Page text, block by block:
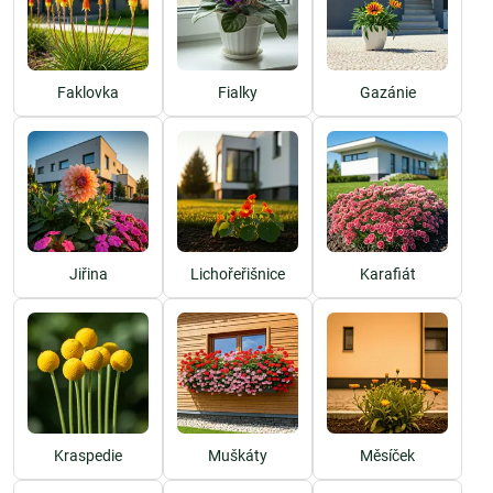
jsou atraktivní pro včely a motýly, čímž přispívají k biodiverzitě ve
vaší zahradě.
Tipy na pěstování jednoletých rostlin
a letniček
Pokud chcete, aby vaše letničkykvetly co nejdéle a byly zdravé, řiďte
se několika základními radami:
Výběr správného stanoviště: Většina jednoletých rostlin miluje
6–8 hodin světla denně. Některé druhy, jakomacešky, snesou i
polostín.
Pravidelné zalévání:Letničky potřebují dostatek vláhy, zejména v
horkých letních měsících. Dbejte však na to, aby půda nebyla příliš
přemokřená. Zalévání by mělo být rovnoměrné, aby kořeny rostlin
nehnily.
Hnojení:Pro podporu bohatého kvetení je důležité pravidelné
přihnojování. Používejte hnojiva bohatá na fosfor, která podpoří
Faklovka Fialky Gazánie
Jiřina Lichořeřišnice Karafiát
Kraspedie Muškáty Měsíček